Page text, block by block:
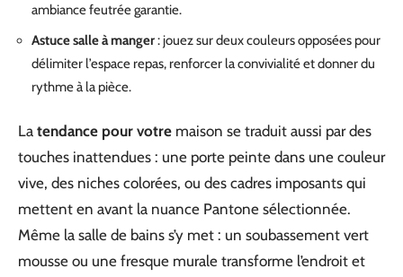
ambiance feutrée garantie.
Astuce salle à manger: jouez sur deux couleurs opposées pour
délimiter l’espace repas, renforcer la convivialité et donner du
rythme à la pièce.
La tendance pour votre maison se traduit aussi par des
touches inattendues : une porte peinte dans une couleur
vive, des niches colorées, ou des cadres imposants qui
mettent en avant la nuance Pantone sélectionnée.
Même la salle de bains s’y met : un soubassement vert
mousse ou une fresque murale transforme l’endroit et